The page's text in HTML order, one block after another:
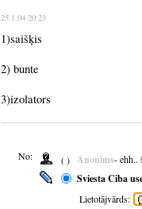
25.1.04 20:23
1)saišķis
2) bunte
3)izolators
No: ( ) Anonīms- ehh..
Sviesta Ciba
Lietotājvārds: